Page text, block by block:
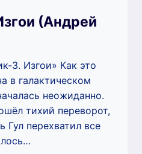
(Андрей
3. Изгои» Как это
в галактическом
неожиданно.
тихий переворот,
Гул перехватил все